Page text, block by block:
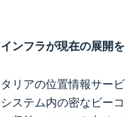
ンフラが現在の展開を
リアの位置情報サービ
ステム内の密なビーコ